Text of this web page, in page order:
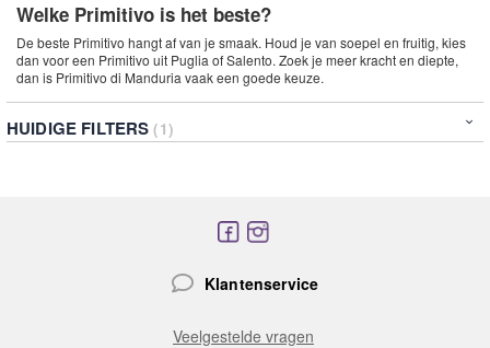
Welke Primitivo is het beste?
De beste Primitivo hangt af van je smaak. Houd je van soepel en fruitig, kies
dan voor een Primitivo uit Puglia of Salento. Zoek je meer kracht en diepte,
dan is Primitivo di Manduria vaak een goede keuze.
HUIDIGE FILTERS
Klantenservice
Veelgestelde vragen